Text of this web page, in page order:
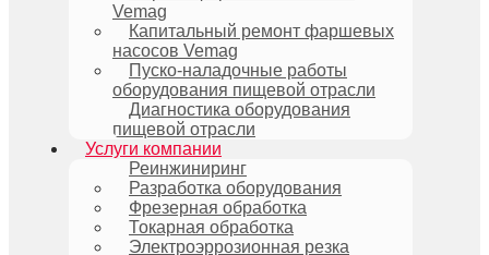
Vemag
Капитальный ремонт фаршевых
насосов Vemag
Пуско-наладочные работы
оборудования пищевой отрасли
Диагностика оборудования
пищевой отрасли
Услуги компании
Реинжиниринг
Разработка оборудования
Фрезерная обработка
Токарная обработка
Электроэррозионная резка